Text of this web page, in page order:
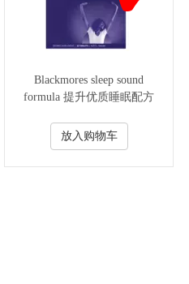
Blackmores sleep sound
formula 提升优质睡眠配方
放入购物车